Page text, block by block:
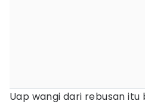
Uap wangi dari rebusan